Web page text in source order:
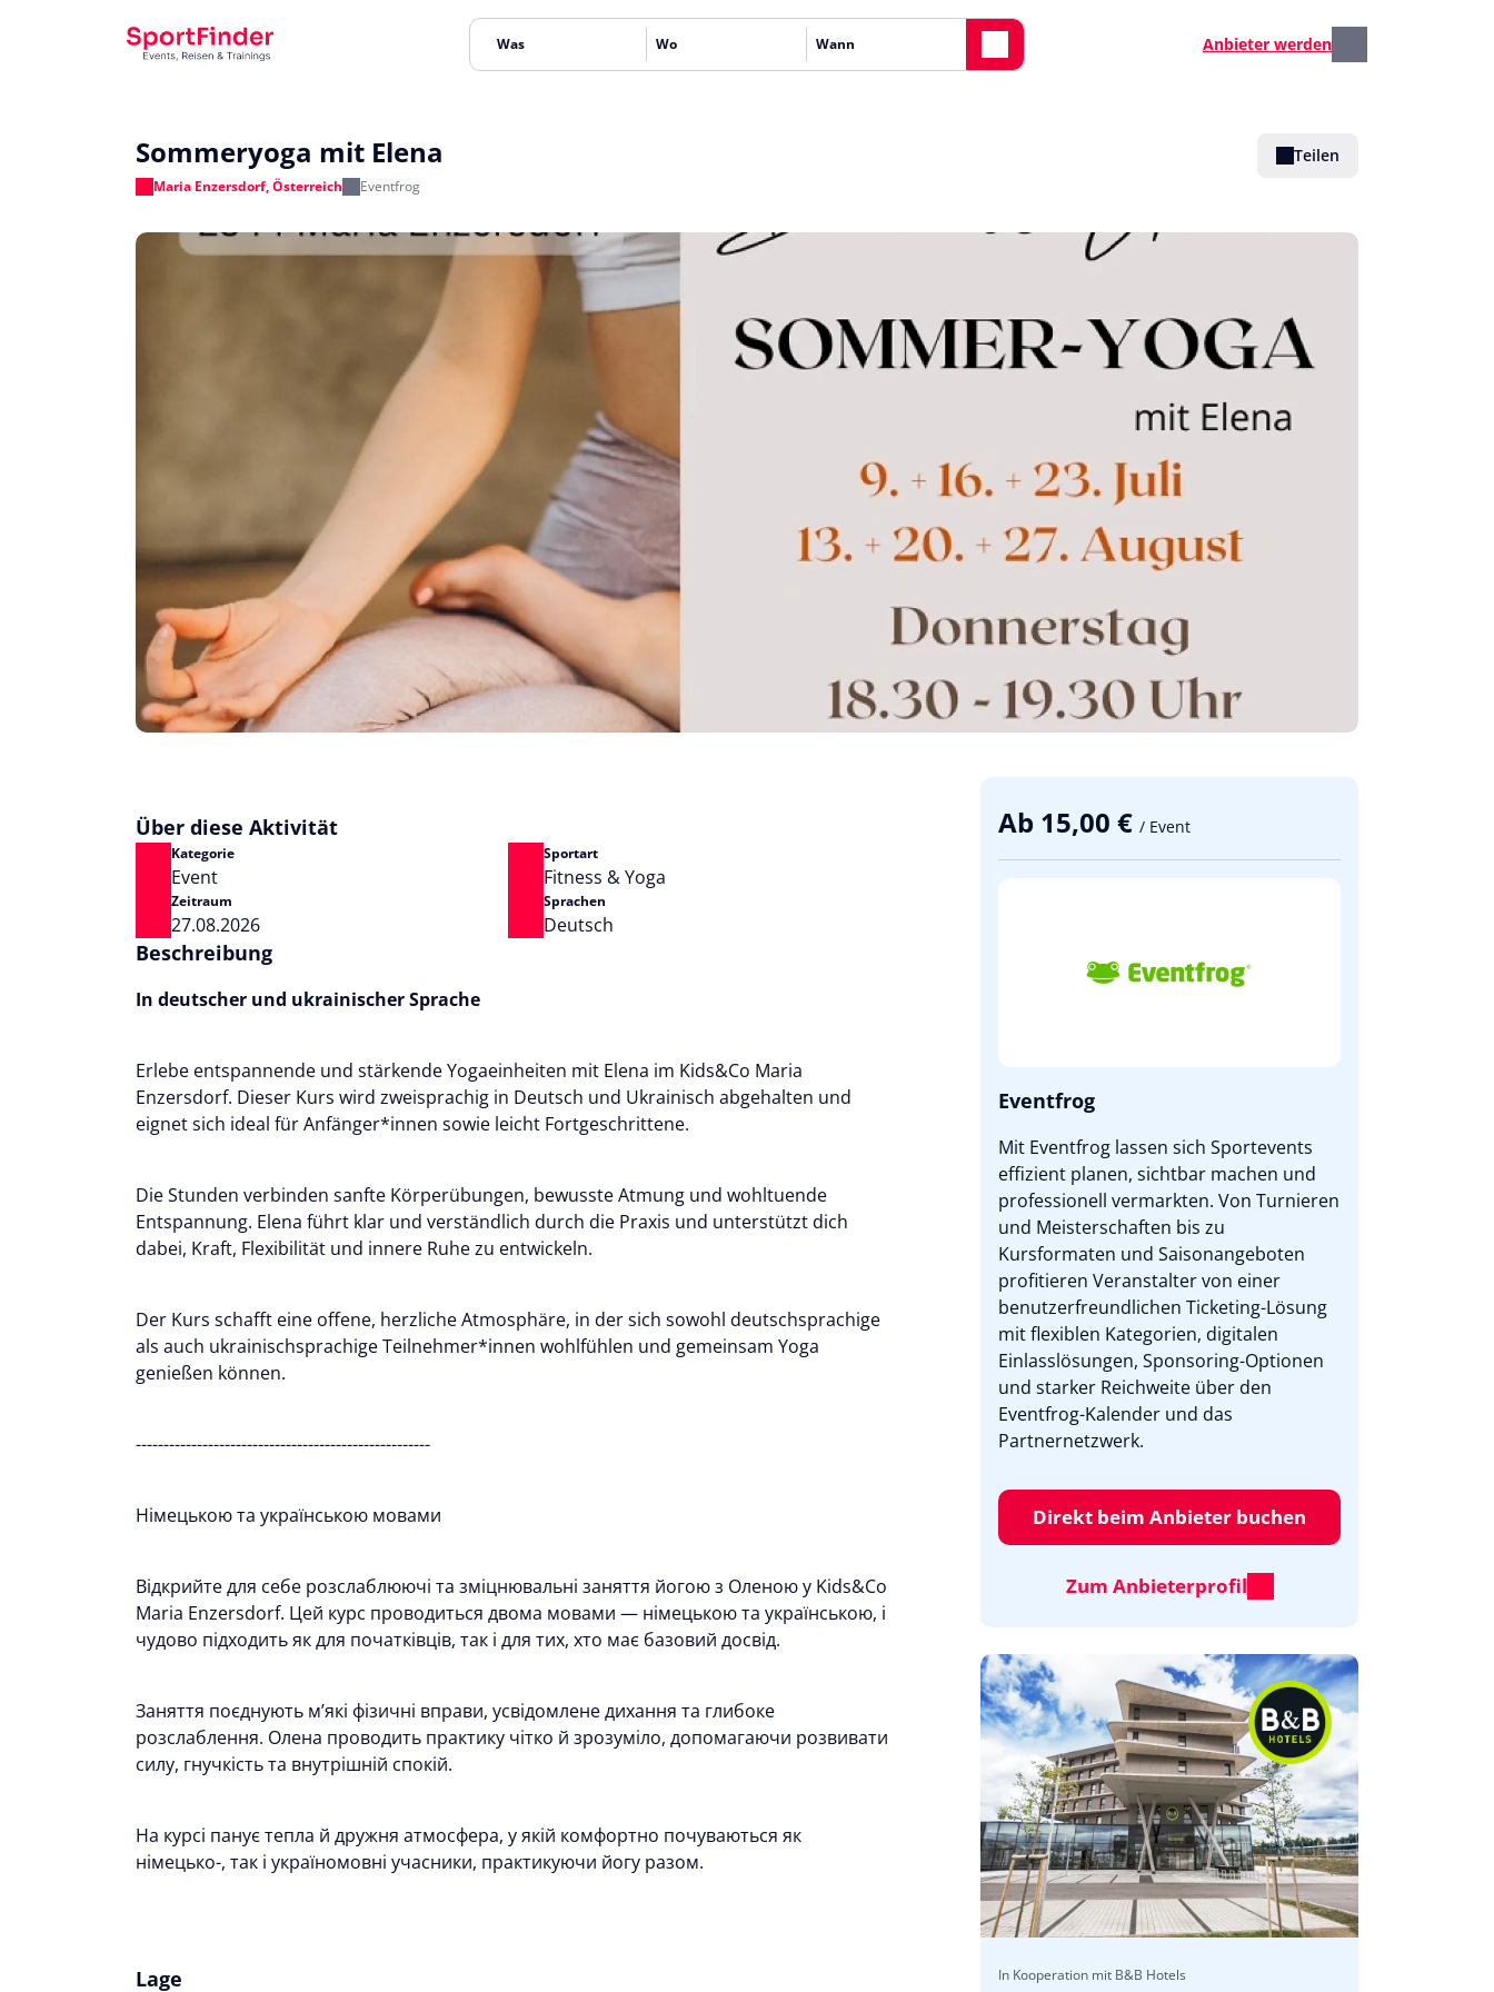
Anbieter werden
Teilen
Sommeryoga mit Elena
Maria Enzersdorf, Österreich Eventfrog
Über diese Aktivität
Kategorie
Event
Sportart
Fitness & Yoga
Zeitraum
27.08.2026
Sprachen
Deutsch
Beschreibung
In deutscher und ukrainischer Sprache
Erlebe entspannende und stärkende Yogaeinheiten mit Elena im Kids&Co Maria
Enzersdorf. Dieser Kurs wird zweisprachig in Deutsch und Ukrainisch abgehalten und
eignet sich ideal für Anfänger*innen sowie leicht Fortgeschrittene.
Die Stunden verbinden sanfte Körperübungen, bewusste Atmung und wohltuende
Entspannung. Elena führt klar und verständlich durch die Praxis und unterstützt dich
dabei, Kraft, Flexibilität und innere Ruhe zu entwickeln.
Der Kurs schafft eine offene, herzliche Atmosphäre, in der sich sowohl deutschsprachige
als auch ukrainischsprachige Teilnehmer*innen wohlfühlen und gemeinsam Yoga
genießen können.
-----------------------------------------------------
Німецькою та українською мовами
Відкрийте для себе розслаблюючі та зміцнювальні заняття йогою з Оленою у Kids&Co
Maria Enzersdorf. Цей курс проводиться двома мовами — німецькою та українською, і
чудово підходить як для початківців, так і для тих, хто має базовий досвід.
Заняття поєднують м’які фізичні вправи, усвідомлене дихання та глибоке
розслаблення. Олена проводить практику чітко й зрозуміло, допомагаючи розвивати
силу, гнучкість та внутрішній спокій.
На курсі панує тепла й дружня атмосфера, у якій комфортно почуваються як
німецько-, так і україномовні учасники, практикуючи йогу разом.
Lage
Ab 15,00 € / Event
Eventfrog
Mit Eventfrog lassen sich Sportevents
effizient planen, sichtbar machen und
professionell vermarkten. Von Turnieren
und Meisterschaften bis zu
Kursformaten und Saisonangeboten
profitieren Veranstalter von einer
benutzerfreundlichen Ticketing-Lösung
mit flexiblen Kategorien, digitalen
Einlasslösungen, Sponsoring-Optionen
und starker Reichweite über den
Eventfrog-Kalender und das
Partnernetzwerk.
Direkt beim Anbieter buchen
Zum Anbieterprofil
In Kooperation mit B&B Hotels